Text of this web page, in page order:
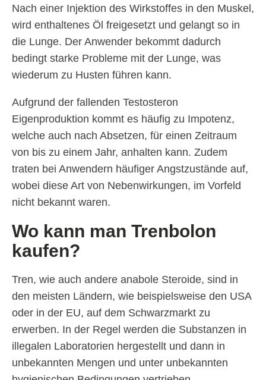
Nach einer Injektion des Wirkstoffes in den Muskel,
wird enthaltenes Öl freigesetzt und gelangt so in
die Lunge. Der Anwender bekommt dadurch
bedingt starke Probleme mit der Lunge, was
wiederum zu Husten führen kann.
Aufgrund der fallenden Testosteron
Eigenproduktion kommt es häufig zu Impotenz,
welche auch nach Absetzen, für einen Zeitraum
von bis zu einem Jahr, anhalten kann. Zudem
traten bei Anwendern häufiger Angstzustände auf,
wobei diese Art von Nebenwirkungen, im Vorfeld
nicht bekannt waren.
Wo kann man Trenbolon
kaufen?
Tren, wie auch andere anabole Steroide, sind in
den meisten Ländern, wie beispielsweise den USA
oder in der EU, auf dem Schwarzmarkt zu
erwerben. In der Regel werden die Substanzen in
illegalen Laboratorien hergestellt und dann in
unbekannten Mengen und unter unbekannten